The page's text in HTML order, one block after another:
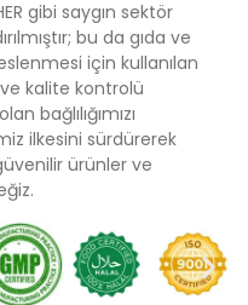
gibi saygın sektör
bu da gıda ve
için kullanılan
kalite kontrolü
bağlılığımızı
ilkesini sürdürerek
ürünler ve